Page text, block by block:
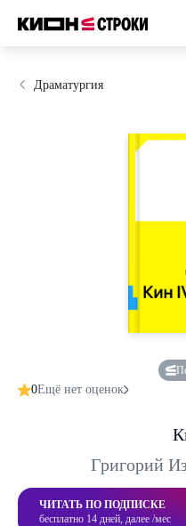
Драматургия
0Ещё нет оценок
Григорий
ЧИТАТЬ ПО ПОДПИСКЕ
бесплатно 14 дней, далее /мес